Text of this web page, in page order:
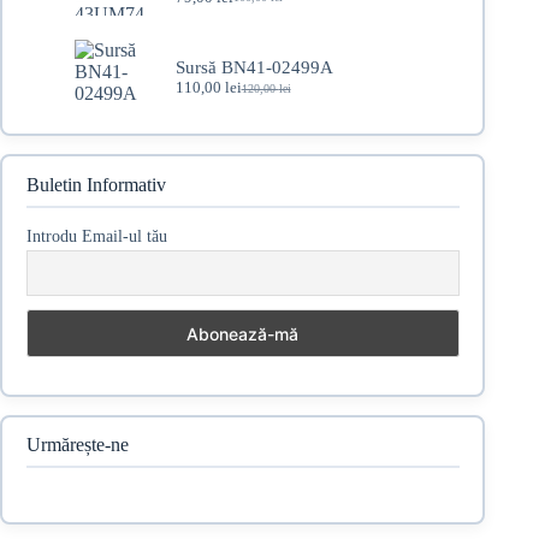
Prețul
fost:
100,00 lei.
Prețul
79,00 lei.
Sursă BN41-02499A
120,00lei
Prețul
a
fost:
110,00 leiPrețul
este:
110,00 lei.
Buletin Informativ
Introdu Email-ul tău
Urmărește-ne